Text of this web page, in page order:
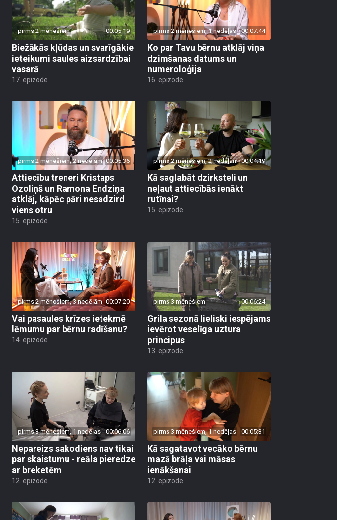
pirms 2 mēnešiem 00:05:19
Biežākās kļūdas un svarīgākie
ieteikumi saules aizsardzībai
vasarā
17. epizode
pirms 2 mēnešiem, 1 nedēļas 00:07:44
Ko par Tavu bērnu atklāj viņa
dzimšanas datums un
numeroloģija
16. epizode
pirms 2 mēnešiem, 2 nedēļām 00:05:36
Attiecību treneri Kristaps
Ozoliņš un Ramona Endziņa
atklāj, kāpēc pāri nesadzird
viens otru
15. epizode
pirms 2 mēnešiem, 2 nedēļām 00:04:19
Kā saglabāt dzirksteli un
neļaut attiecībās ienākt
rutīnai?
15. epizode
pirms 2 mēnešiem, 3 nedēļām 00:07:20
Vai pasaules krīzes ietekmē
lēmumu par bērnu radīšanu?
14. epizode
pirms 3 mēnešiem 00:06:24
Grila sezonā lieliski iespējams
ievērot veselīga uztura
principus
13. epizode
pirms 3 mēnešiem, 1 nedēļas 00:06:06
Nepareizs sakodiens nav tikai
par skaistumu - reāla pieredze
ar breketēm
12. epizode
pirms 3 mēnešiem, 1 nedēļas 00:05:31
Kā sagatavot vecāko bērnu
mazā brāļa vai māsas
ienākšanai
12. epizode